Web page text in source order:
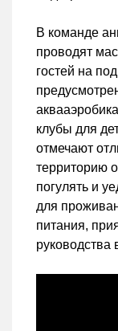
В команде
проводят
гостей на
клубы для
отмечают
территорию
погулять и
для
питания,
руководства